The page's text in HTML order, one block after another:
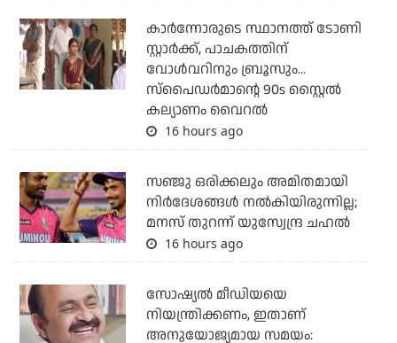
കാര്‍ന്നോരുടെ സ്ഥാനത്ത് ടോണി
സ്റ്റാര്‍ക്ക്, പാചകത്തിന്
വോള്‍വറിനും ബ്രൂസും...
സ്‌പൈഡര്‍മാന്റെ 90s സ്റ്റൈല്‍
കല്യാണം വൈറല്‍
16 hours ago
സഞ്ജു ഒരിക്കലും അമിതമായി
നിര്‍ദേശങ്ങള്‍ നല്‍കിയിരുന്നില്ല;
മനസ് തുറന്ന് യുസ്വേന്ദ്ര ചഹല്‍
16 hours ago
സോഷ്യല്‍ മീഡിയയെ
നിയന്ത്രിക്കണം, ഇതാണ്
അനുയോജ്യമായ സമയം: